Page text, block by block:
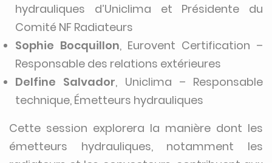
hydrauliques d’Uniclima et Présidente du
Comité NF Radiateurs
Sophie Bocquillon, Eurovent Certification –
Responsable des relations extérieures
Delfine Salvador, Uniclima – Responsable
technique, Émetteurs hydrauliques
Cette session explorera la manière dont les
émetteurs hydrauliques, notamment les